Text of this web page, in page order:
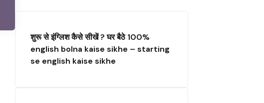
शुरू से इंग्लिश कैसे सीखें ? घर बैठे 100%
english bolna kaise sikhe – starting
se english kaise sikhe